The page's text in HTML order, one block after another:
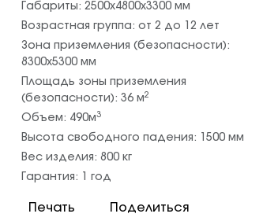
Габариты: 2500х4800х3300 мм
Возрастная группа: от 2 до 12 лет
Зона приземления (безопасности):
8300х5300 мм
Площадь зоны приземления
(безопасности): 36 м2
Объем: 490м3
Высота свободного падения: 1500мм
Вес изделия: 800 кг
Гарантия:
1 год
Печать Поделиться